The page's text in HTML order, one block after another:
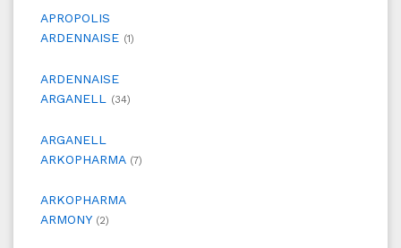
APROPOLIS
ARDENNAISE (1)
ARDENNAISE
ARGANELL
(34)
ARGANELL
ARKOPHARMA (7)
ARKOPHARMA
ARMONY (2)